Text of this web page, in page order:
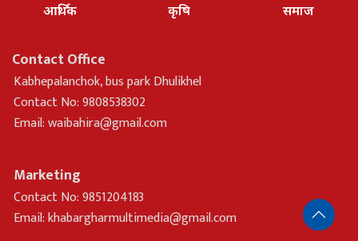
आर्थिक
कृषि
समाज
Contact Office
Kabhepalanchok, bus park Dhulikhel
Contact No: 9808538302
Email:waibahira@gmail.com
Marketing
Contact No: 9851204183
Email:khabargharmultimedia@gmail.com